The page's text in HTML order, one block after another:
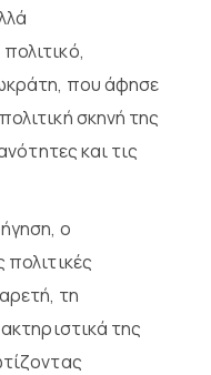
που άφησε
σκηνή της
και τις
ο
πολιτικές
τη
της